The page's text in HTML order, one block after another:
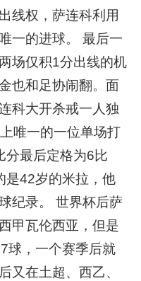
线权，萨连科利用
一的进球。 最后一
场仅积1分出线的机
也和足协闹翻。面
科大开杀戒一人独
唯一的一位单场打
分最后定格为6比
是42岁的米拉，他
纪录。 世界杯后萨
甲瓦伦西亚，但是
球，一个赛季后就
又在土超、西乙、